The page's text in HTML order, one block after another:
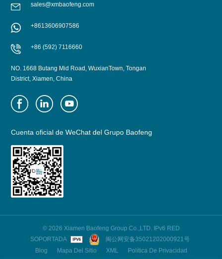
sales@xmbaofeng.com
+8613606907586
+86 (592) 7116660
NO. 1668 Butang Mid Road, WuxianTown, Tongan
District, Xiamen, China
Cuenta oficial de WeChat del Grupo Baofeng
© 2026 Xiamen Baofeng Group Co.,LTD. IPv6 RED
SOPORTADA
闽公网安备35021202000921号
Blog
Mapa Del Sitio XML Política De Privacidad